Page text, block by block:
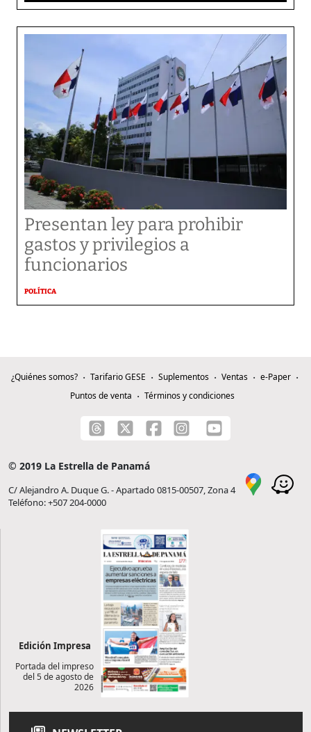
Presentan ley para prohibir
gastos y privilegios a
funcionarios
POLÍTICA
¿Quiénes somos? Tarifario GESE Suplementos Ventas
e-Paper
Puntos de venta
Términos y condiciones
© 2019 La Estrella de Panamá
C/ Alejandro A. Duque G. - Apartado 0815-00507, Zona 4
Teléfono: +507 204-0000
Edición Impresa
Portada del impreso
del 5 de agosto de
2026